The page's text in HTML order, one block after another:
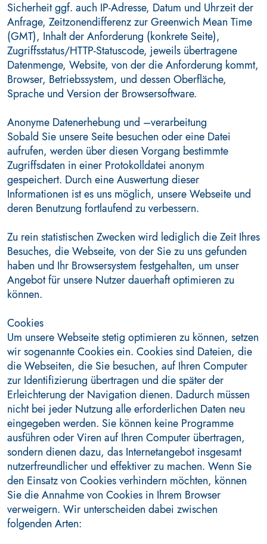
Sicherheit ggf. auch IP-Adresse, Datum und Uhrzeit der
Anfrage, Zeitzonendifferenz zur Greenwich Mean Time
(GMT), Inhalt der Anforderung (konkrete Seite),
Zugriffsstatus/HTTP-Statuscode, jeweils übertragene
Datenmenge, Website, von der die Anforderung kommt,
Browser, Betriebssystem, und dessen Oberfläche,
Sprache und Version der Browsersoftware.
Anonyme Datenerhebung und –verarbeitung
Sobald Sie unsere Seite besuchen oder eine Datei
aufrufen, werden über diesen Vorgang bestimmte
Zugriffsdaten in einer Protokolldatei anonym
gespeichert. Durch eine Auswertung dieser
Informationen ist es uns möglich, unsere Webseite und
deren Benutzung fortlaufend zu verbessern.
Zu rein statistischen Zwecken wird lediglich die Zeit Ihres
Besuches, die Webseite, von der Sie zu uns gefunden
haben und Ihr Browsersystem festgehalten, um unser
Angebot für unsere Nutzer dauerhaft optimieren zu
können.
Cookies
Um unsere Webseite stetig optimieren zu können, setzen
wir sogenannte Cookies ein. Cookies sind Dateien, die
die Webseiten, die Sie besuchen, auf Ihren Computer
zur Identifizierung übertragen und die später der
Erleichterung der Navigation dienen. Dadurch müssen
nicht bei jeder Nutzung alle erforderlichen Daten neu
eingegeben werden. Sie können keine Programme
ausführen oder Viren auf Ihren Computer übertragen,
sondern dienen dazu, das Internetangebot insgesamt
nutzerfreundlicher und effektiver zu machen. Wenn Sie
den Einsatz von Cookies verhindern möchten, können
Sie die Annahme von Cookies in Ihrem Browser
verweigern. Wir unterscheiden dabei zwischen
folgenden Arten: